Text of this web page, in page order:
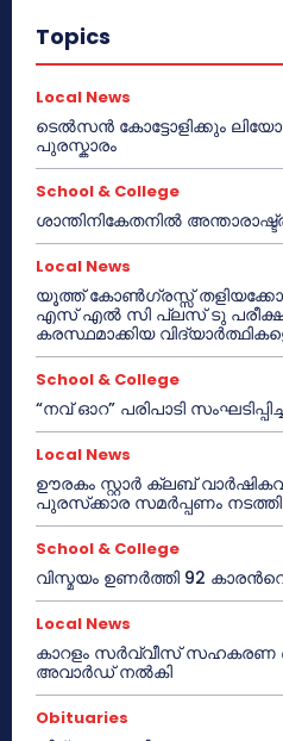
Topics
Local News
ടെൽസൻ കോട്ടോളിക്കും
പുരസ്കാരം
School & College
ശാന്തിനികേതനിൽ
Local News
യൂത്ത് കോൺഗ്രസ്സ്
എസ് എൽ സി പ്ലസ് ടു
കരസ്ഥമാക്കിയ
School & College
“നവ് ഓറ” പരിപാടി
Local News
ഊരകം സ്റ്റാർ ക്ലബ്
പുരസ്‌ക്കാര സമർപ്പണം നടത്തി
School & College
വിസ്മയം ഉണർത്തി 92
Local News
കാറളം സർവ്വീസ് സഹകരണ
അവാർഡ് നൽകി
Obituaries